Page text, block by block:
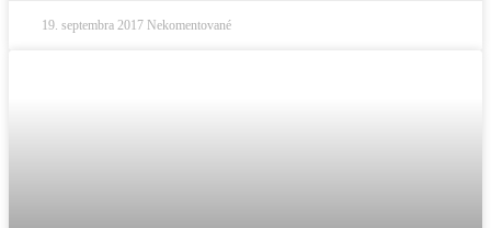
19. septembra 2017 Nekomentované